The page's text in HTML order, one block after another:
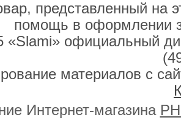
представленный на
помощь в оформлении
«Slami» официальный
материалов с
Интернет-магазина